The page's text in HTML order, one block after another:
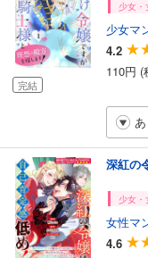
完結
少女・
少女マ
4.2
110円 (
深紅の
少女・
女性マ
4.6